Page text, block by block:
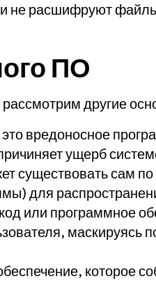
не расшифруют
ПО
другие
вредоносное
ущерб
существовать сам по
для
или программное
маскируясь
которое